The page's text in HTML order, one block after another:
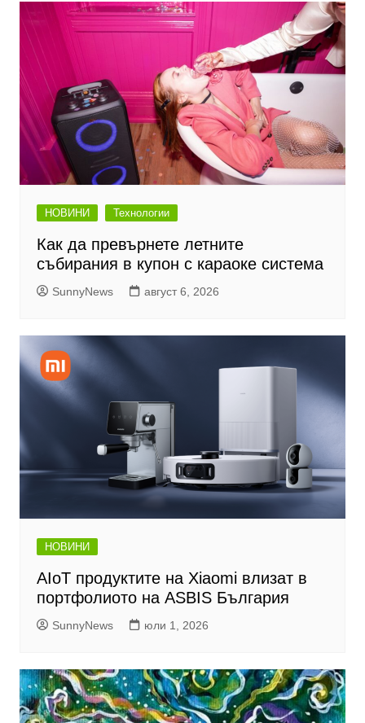
НОВИНИ Технологии
Как да превърнете летните
събирания в купон с караоке система
SunnyNews август 6, 2026
НОВИНИ
AIoT продуктите на Xiaomi влизат в
портфолиото на ASBIS България
SunnyNews юли 1, 2026